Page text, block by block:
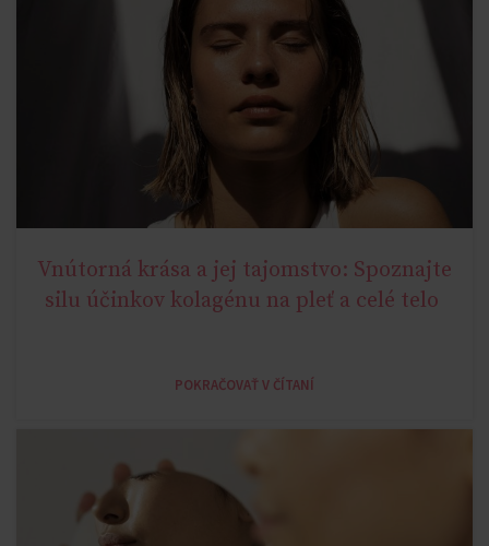
AGE MIRACLE
Vnútorná krása a jej tajomstvo: Spoznajte
silu účinkov kolagénu na pleť a celé telo
POKRAČOVAŤ V ČÍTANÍ